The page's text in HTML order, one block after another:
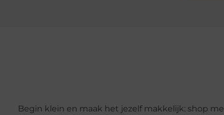
Begin klein en maak het jezelf makkelijk: shop